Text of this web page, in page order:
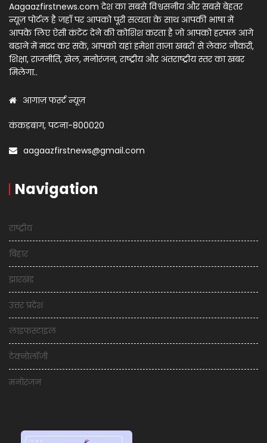
Aagaazfirstnews.com देश का सबसे विश्वसनीय और सबसे बेहतर
न्यूज़ पोर्टल है जहाँ पर आपको पूरी सत्यता के साथ आपकी भाषा में
आपके लिए ऐसी कंटेंट देने की कोशिश करता है जो आपको हरपल आगे
बढ़ाने में मदद कर सकें, आपको यहां हमेशा ताज़ा खबरों से लेकर नौकरी,
शिक्षा, राजनीति, खेल, मनोरंजन, राष्ट्रीय और अंतराष्ट्रीय स्तर का खबर
मिलेगा..
आगाज़ फर्स्ट न्यूज़
कंकड़बाग, पटना-800020
aagaazfirstnews@gmail.com
Navigation
राष्ट्रीय
बिहार
झारखंड
उत्तर प्रदेश
लाइफस्टाइल
टेक्नोलॉजी
मनोरंजन